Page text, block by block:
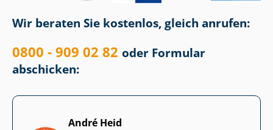
Wir beraten Sie kostenlos, gleich anrufen:
0800 - 909 02 82 oder Formular
abschicken:
André Heid